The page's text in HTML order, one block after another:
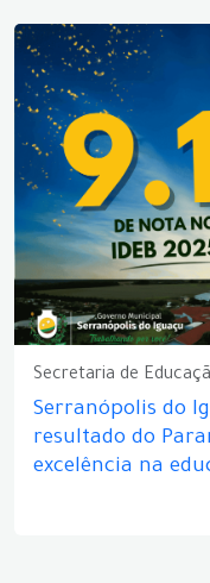
Secretaria de
Serranópolis do
resultado do
excelência na